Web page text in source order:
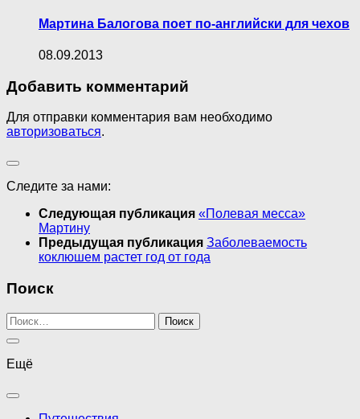
Мартина Балогова поет по-английски для чехов
08.09.2013
Добавить комментарий
Для отправки комментария вам необходимо
авторизоваться.
Следите за нами:
Следующая публикация «Полевая месса»
Мартину
Предыдущая публикация Заболеваемость
коклюшем растет год от года
Поиск
Найти:
Ещё